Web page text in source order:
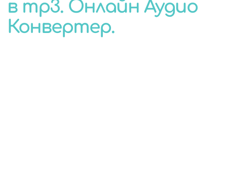
КОНВЕРТЕР
в mp3. Онлайн Аудио
Конвертер.